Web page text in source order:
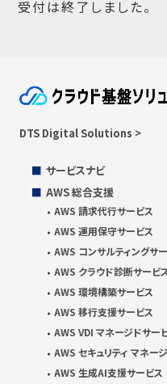
受付は終了しました。
DTS Digital Solutions >
サービスナビ
AWS 総合支援
AWS 請求代行サービス
AWS 運用保守サービス
AWS コンサルティングサ
AWS クラウド診断サービ
AWS 環境構築サービス
AWS 移行支援サービス
AWS VDI マネージドサ
AWS セキュリティ マネー
AWS 生成AI支援サービス